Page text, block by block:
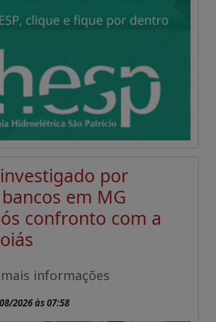
por
em MG
confronto com a
informações
2026 às 07:58